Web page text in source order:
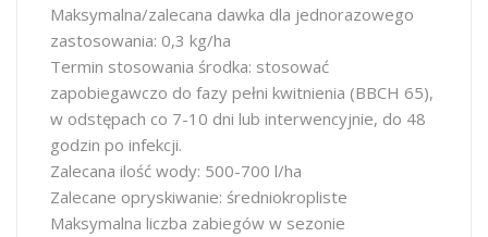
Maksymalna/zalecana dawka dla jednorazowego
zastosowania: 0,3 kg/ha
Termin stosowania środka: stosować
zapobiegawczo do fazy pełni kwitnienia (BBCH 65),
w odstępach co 7-10 dni lub interwencyjnie, do 48
godzin po infekcji.
Zalecana ilość wody: 500-700 l/ha
Zalecane opryskiwanie: średniokropliste
Maksymalna liczba zabiegów w sezonie